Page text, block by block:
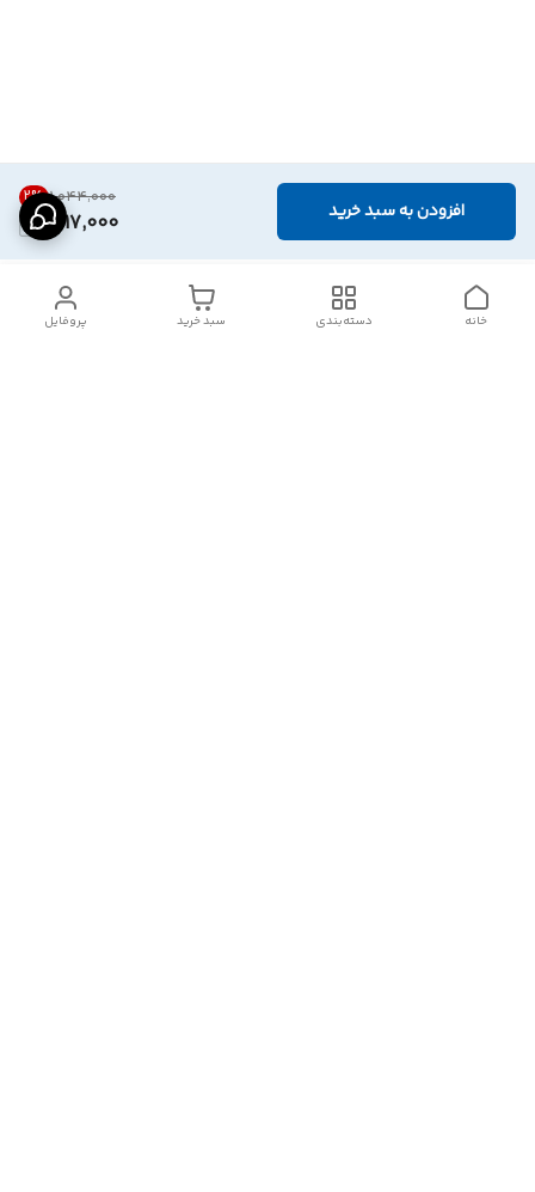
۱٬۰۴۴٬۰۰۰ 2%
1,017,000 افزودن به سبد خرید
پروفایل سبد خرید دسته‌بندی خانه